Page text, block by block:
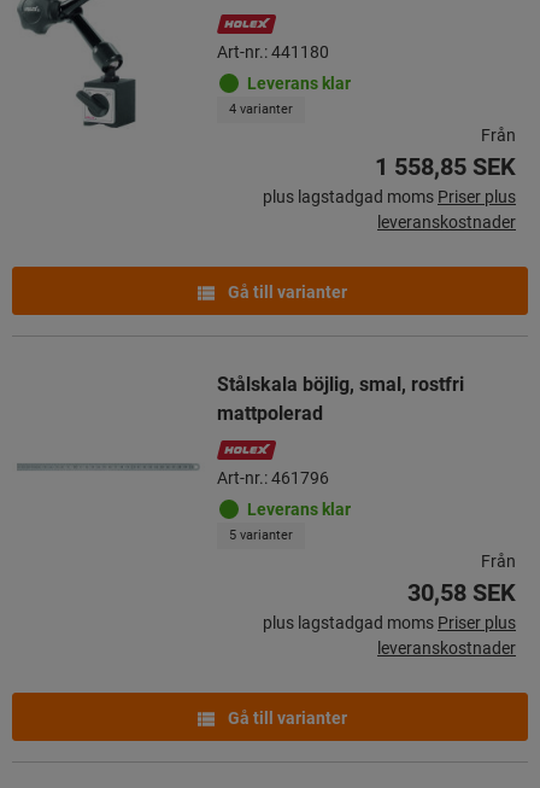
Art-nr.: 441180
Leverans klar
4 varianter
Från
1 558,85 SEK
plus lagstadgad moms Priser plus
leveranskostnader
Gå till varianter
Stålskala böjlig, smal, rostfri
mattpolerad
Art-nr.: 461796
Leverans klar
5 varianter
Från
30,58 SEK
plus lagstadgad moms Priser plus
leveranskostnader
Gå till varianter